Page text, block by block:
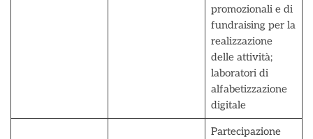
promozionali e di
fundraising per la
realizzazione
delle attività;
laboratori di
alfabetizzazione
digitale
Partecipazione